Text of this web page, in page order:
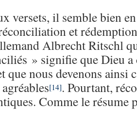
versets, il semble bien
et
Albrecht Ritschl
» signifie que Dieu a
que nous devenons ainsi
[14]. Pourtant,
Comme le résume